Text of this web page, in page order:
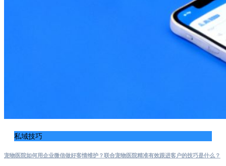
私域技巧
宠物医院如何用企业微信做好客情维护？联合宠物医院精准有效跟进客户的技巧是什么？